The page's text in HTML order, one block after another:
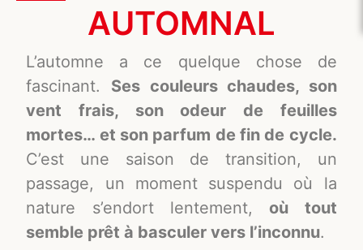
AUTOMNAL
L’automne a ce quelque chose de
fascinant. Ses couleurs chaudes, son
vent frais, son odeur de feuilles
mortes… et son parfum de fin de cycle.
C’est une saison de transition, un
passage, un moment suspendu où la
nature s’endort lentement,où tout
semble prêt à basculer vers l’inconnu.